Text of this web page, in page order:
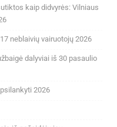
kaip didvyrės: Vilniaus
neblaivių vairuotojų 2026
dalyviai iš 30 pasaulio
2026